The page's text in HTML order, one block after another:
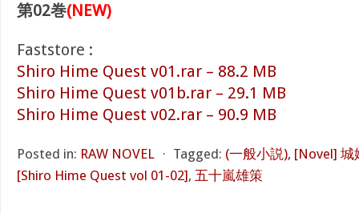
第02巻(NEW)
Faststore :
Shiro Hime Quest v01.rar – 88.2 MB
Shiro Hime Quest v01b.rar – 29.1 MB
Shiro Hime Quest v02.rar – 90.9 MB
Posted in: RAW NOVEL ⋅ Tagged: (一般小説), [Novel] 城
[Shiro Hime Quest vol 01-02], 五十嵐雄策